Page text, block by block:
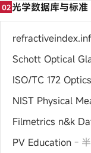
02 光学数据库与标准
Schott Optical
ISO/TC 172 Optics
NIST Physical
Filmetrics n&k
PV Education -